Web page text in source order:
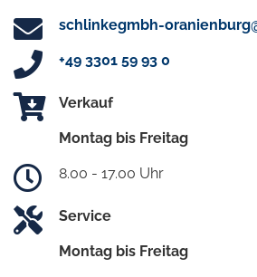
schlinkegmbh-
+49 3301 59 93 0
Verkauf
Montag bis Freitag
8.00 - 17.00 Uhr
Service
Montag bis Freitag